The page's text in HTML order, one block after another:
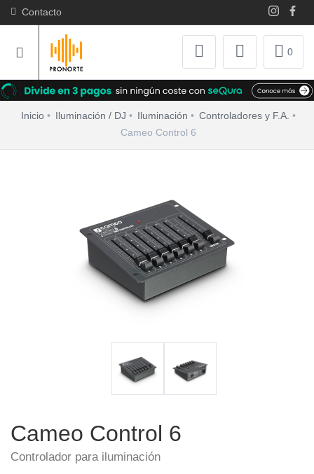
Contacto
0
Inicio Iluminación / DJ Iluminación
Controladores y F.A.
Cameo Control 6
Cameo Control 6
Controlador para iluminación